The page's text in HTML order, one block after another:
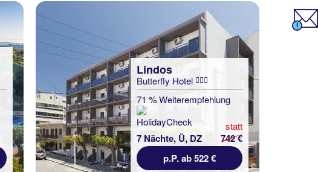
Lindos
Butterfly Hotel
71 % Weiterempfehlung
7 Nächte, Ü, DZ
statt
742 €
p.P. ab 522 €